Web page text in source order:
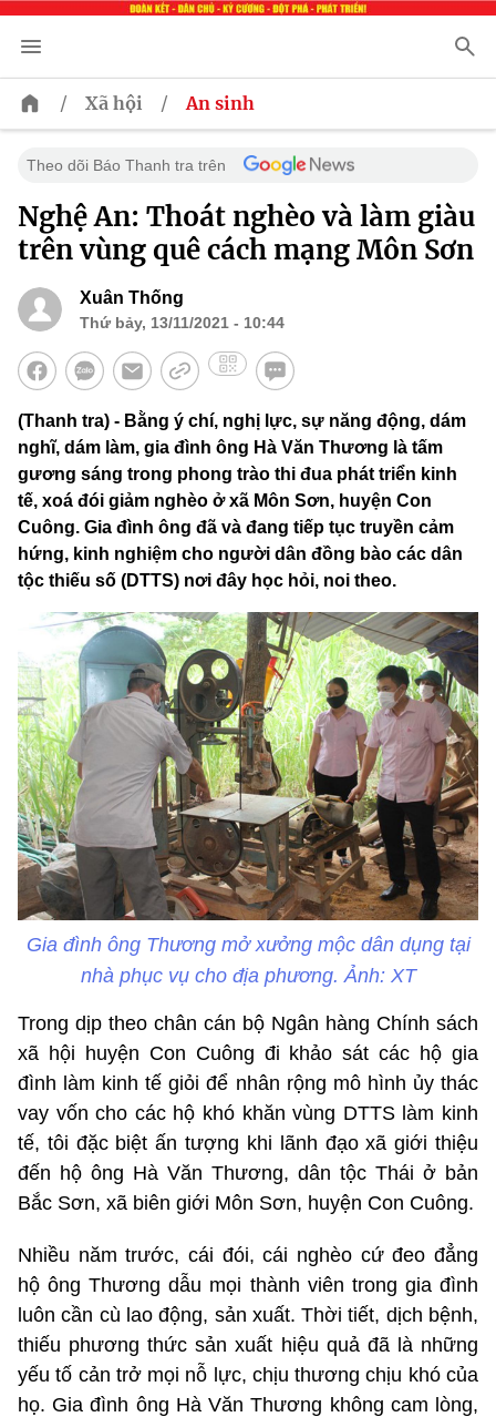
/ Xã hội / An sinh
Theo dõi Báo Thanh tra trên
Nghệ An: Thoát nghèo và làm giàu
trên vùng quê cách mạng Môn Sơn
Xuân Thống
Thứ bảy, 13/11/2021 - 10:44
(Thanh tra) - Bằng ý chí, nghị lực, sự năng động, dám
nghĩ, dám làm, gia đình ông Hà Văn Thương là tấm
gương sáng trong phong trào thi đua phát triển kinh
tế, xoá đói giảm nghèo ở xã Môn Sơn, huyện Con
Cuông. Gia đình ông đã và đang tiếp tục truyền cảm
hứng, kinh nghiệm cho người dân đồng bào các dân
tộc thiếu số (DTTS) nơi đây học hỏi, noi theo.
Gia đình ông Thương mở xưởng mộc dân dụng tại
nhà phục vụ cho địa phương. Ảnh: XT
Trong dịp theo chân cán bộ Ngân hàng Chính sách
xã hội huyện Con Cuông đi khảo sát các hộ gia
đình làm kinh tế giỏi để nhân rộng mô hình ủy thác
vay vốn cho các hộ khó khăn vùng DTTS làm kinh
tế, tôi đặc biệt ấn tượng khi lãnh đạo xã giới thiệu
đến hộ ông Hà Văn Thương, dân tộc Thái ở bản
Bắc Sơn, xã biên giới Môn Sơn, huyện Con Cuông.
Nhiều năm trước, cái đói, cái nghèo cứ đeo đẳng
hộ ông Thương dẫu mọi thành viên trong gia đình
luôn cần cù lao động, sản xuất. Thời tiết, dịch bệnh,
thiếu phương thức sản xuất hiệu quả đã là những
yếu tố cản trở mọi nỗ lực, chịu thương chịu khó của
họ. Gia đình ông Hà Văn Thương không cam lòng,